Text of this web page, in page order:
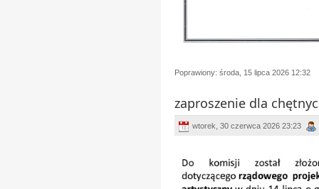
Poprawiony: środa, 15 lipca 2026 12:32
zaproszenie dla
wtorek, 30 czerwca 2026 23:23